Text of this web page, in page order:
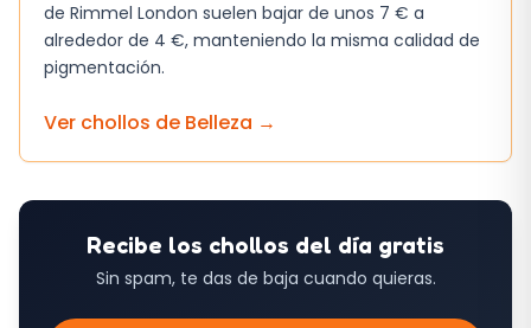
de Rimmel London suelen bajar de unos 7 € a
alrededor de 4 €, manteniendo la misma calidad de
pigmentación.
Ver chollos de Belleza →
Recibe los chollos del día gratis
Sin spam, te das de baja cuando quieras.